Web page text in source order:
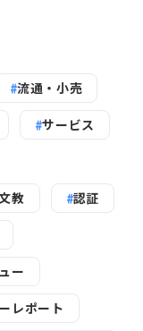
流通・小売
サービス
教 認証
ー
レポート